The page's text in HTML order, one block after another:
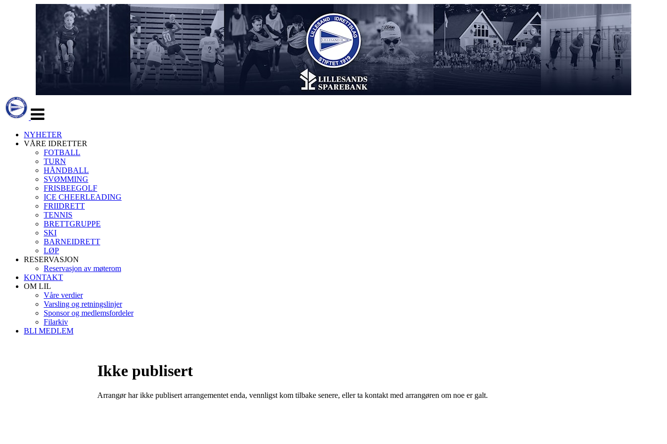
navigasjon
NYHETER
VÅRE IDRETTER
FOTBALL
TURN
HÅNDBALL
SVØMMING
FRISBEEGOLF
ICE CHEERLEADING
FRIIDRETT
TENNIS
BRETTGRUPPE
SKI
BARNEIDRETT
LØP
RESERVASJON
Reservasjon av møterom
KONTAKT
OM LIL
Våre verdier
Varsling og retningslinjer
Sponsor og medlemsfordeler
Filarkiv
BLI MEDLEM
Ikke publisert
Arrangør har ikke publisert arrangementet enda, vennligst kom tilbake senere, eller ta kontakt med arrangøren om noe er galt.